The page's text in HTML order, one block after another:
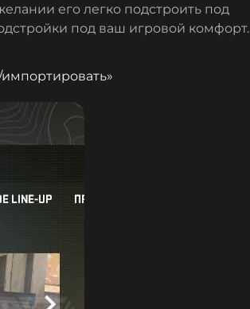
его легко подстроить под
под ваш игровой комфорт.